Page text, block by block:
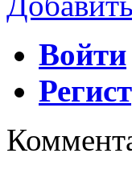
Войти